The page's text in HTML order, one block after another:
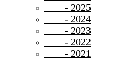
- 2025
- 2024
- 2023
- 2022
- 2021